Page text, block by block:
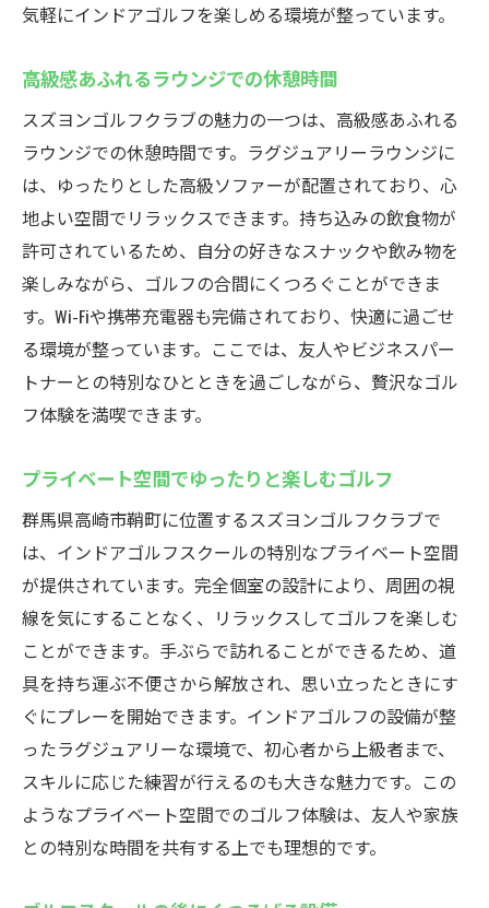
気軽にインドアゴルフを楽しめる環境が整っています。
高級感あふれるラウンジでの休憩時間
スズヨンゴルフクラブの魅力の一つは、高級感あふれる
ラウンジでの休憩時間です。ラグジュアリーラウンジに
は、ゆったりとした高級ソファーが配置されており、心
地よい空間でリラックスできます。持ち込みの飲食物が
許可されているため、自分の好きなスナックや飲み物を
楽しみながら、ゴルフの合間にくつろぐことができま
す。Wi-Fiや携帯充電器も完備されており、快適に過ごせ
る環境が整っています。ここでは、友人やビジネスパー
トナーとの特別なひとときを過ごしながら、贅沢なゴル
フ体験を満喫できます。
プライベート空間でゆったりと楽しむゴルフ
群馬県高崎市鞘町に位置するスズヨンゴルフクラブで
は、インドアゴルフスクールの特別なプライベート空間
が提供されています。完全個室の設計により、周囲の視
線を気にすることなく、リラックスしてゴルフを楽しむ
ことができます。手ぶらで訪れることができるため、道
具を持ち運ぶ不便さから解放され、思い立ったときにす
ぐにプレーを開始できます。インドアゴルフの設備が整
ったラグジュアリーな環境で、初心者から上級者まで、
スキルに応じた練習が行えるのも大きな魅力です。この
ようなプライベート空間でのゴルフ体験は、友人や家族
との特別な時間を共有する上でも理想的です。